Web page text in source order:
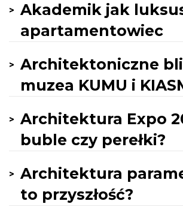
Akademik jak
apartamentowiec
Architektoniczne
muzea KUMU i
Architektura Expo
buble czy perełki?
Architektura
to przyszłość?